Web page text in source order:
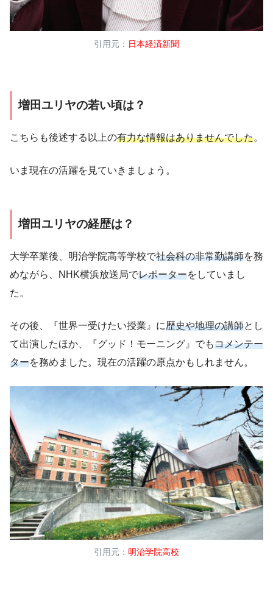
引用元： 日本経済新聞
増田ユリヤの若い頃は？
こちらも後述する以上の有力な情報はありませんでした。
いま現在の活躍を見ていきましょう。
増田ユリヤの経歴は？
大学卒業後、明治学院高等学校で社会科の非常勤講師を務
めながら、NHK横浜放送局でレポーターをしていまし
た。
その後、『世界一受けたい授業』に歴史や地理の講師とし
て出演したほか、『グッド！モーニング』でもコメンテー
ターを務めました。現在の活躍の原点かもしれません。
引用元： 明治学院高校